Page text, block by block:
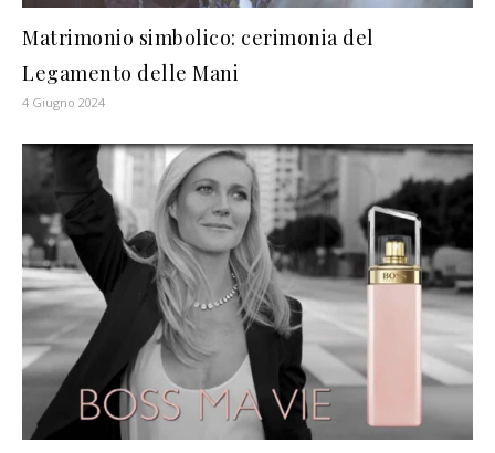
Matrimonio simbolico: cerimonia del
Legamento delle Mani
4 Giugno 2024